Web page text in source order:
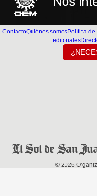
ContactoQuiénes somosPolítica de
editoriales
© 2026